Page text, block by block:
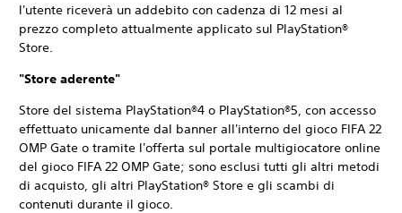
l'utente riceverà un addebito con cadenza di 12 mesi al
prezzo completo attualmente applicato sul PlayStation®
Store.
"Store aderente"
Store del sistema PlayStation®4 o PlayStation®5, con accesso
effettuato unicamente dal banner all'interno del gioco FIFA 22
OMP Gate o tramite l'offerta sul portale multigiocatore online
del gioco FIFA 22 OMP Gate; sono esclusi tutti gli altri metodi
di acquisto, gli altri PlayStation® Store e gli scambi di
contenuti durante il gioco.